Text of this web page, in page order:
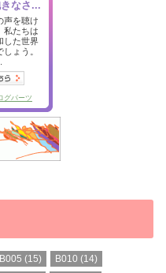
B005 (15) B010 (14)